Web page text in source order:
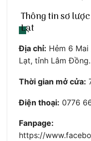
Thông tin sơ
Lạt
Địa chỉ: Hẻm 6
Lạt, tỉnh Lâm Đồng.
Thời gian mở cửa:
Điện thoại: 0776
Fanpage:
https://